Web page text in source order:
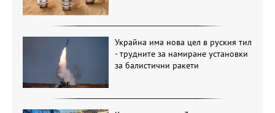
Украйна има нова цел в руския тил
- трудните за намиране установки
за балистични ракети